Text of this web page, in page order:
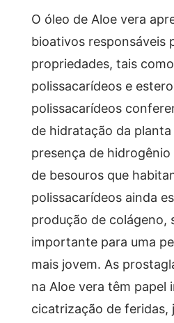
O óleo de Aloe vera
bioativos responsáveis
propriedades, tais
polissacarídeos e
polissacarídeos
de hidratação da
presença de hidrogênio
de besouros que
polissacarídeos ainda
produção de colágeno,
importante para uma
mais jovem. As
na Aloe vera têm papel
cicatrização de feridas,